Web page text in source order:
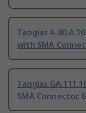
Taoglas
with SMA
Taoglas
SMA Connector,